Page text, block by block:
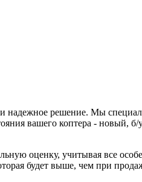
надежное решение. Мы
вашего коптера -
оценку, учитывая все
будет выше, чем при